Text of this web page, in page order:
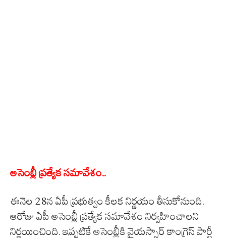
అసెంబ్లీ ప్రత్యేక సమావేశం..
ఈనెల 28న ఏపీ ప్రభుత్వం కీలక నిర్ణయం తీసుకోనుంది.
ఆరోజు ఏపీ అసెంబ్లీ ప్రత్యేక సమావేశం నిర్వహించాలని
నిర్ణయించింది. ఇప్పటికే అసెంబ్లీకి వైయస్సార్ కాంగ్రెస్ పార్టీ